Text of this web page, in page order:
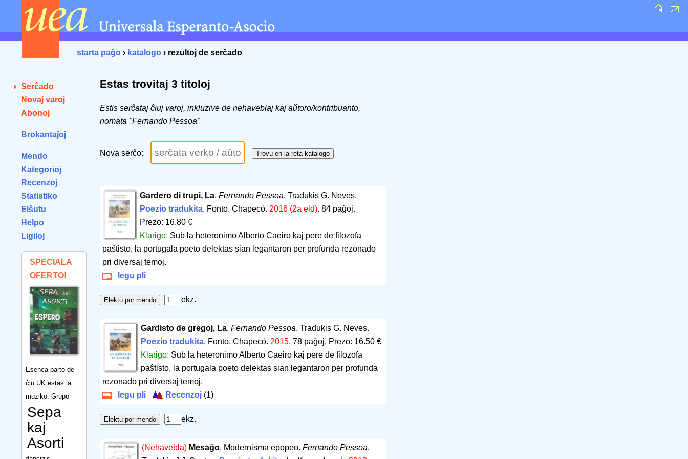
starta paĝo › katalogo › rezultoj de serĉado
Serĉado
Novaj varoj
Abonoj
Brokantaĵoj
Mendo
Kategorioj
Recenzoj
Statistiko
Elŝutu
Helpo
Ligiloj
SPECIALA
OFERTO!
Esenca parto de
ĉiu UK estas la
muziko. Grupo
Sepa
kaj
Asorti
Estas trovitaj 3 titoloj
Estis serĉataj ĉiuj varoj, inkluzive de nehaveblaj kaj aŭtoro/kontribuanto,
nomata "Fernando Pessoa"
Nova serĉo:
Gardero di trupi, La.Fernando Pessoa. Tradukis G. Neves.
Poezio tradukita. Fonto. Chapecó. 2016 (2a eld).84 paĝoj.
Prezo: 16.80 €
Klarigo: Sub la heteronimo Alberto Caeiro kaj pere de filozofa
paŝtisto, la portugala poeto delektas sian legantaron per profunda rezonado
pri diversaj temoj.
legu pli
ekz.
Gardisto de gregoj, La. Fernando Pessoa. Tradukis G. Neves.
Poezio tradukita. Fonto. Chapecó. 2015. 78 paĝoj. Prezo: 16.50 €
Klarigo: Sub la heteronimo Alberto Caeiro kaj pere de filozofa
paŝtisto, la portugala poeto delektas sian legantaron per profunda
rezonado pri diversaj temoj.
legu pli
Recenzoj (1)
ekz.
(Nehavebla) Mesaĝo. Modernisma epopeo. Fernando Pessoa.